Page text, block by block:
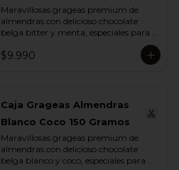
Menta 150 Gramos
Maravillosas grageas premium de
almendras con delicioso chocolate
belga bitter y menta, especiales para
quieres.
$9.990
Caja Grageas Almendras
Blanco Coco 150 Gramos
Maravillosas grageas premium de
almendras con delicioso chocolate
belga blanco y coco, especiales para